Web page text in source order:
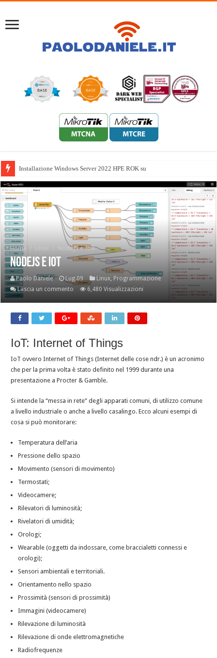
Installazione Windows Server 2022 HPE ROK su Proxmox
Home / Linux / NodeJS e IoT
NodeJS e IoT
Paolo Daniele Lug.09 Linux, Programmazione
Lascia un commento
6,480 Visualizzazioni
IoT: Internet of Things
IoT ovvero Internet of Things (Internet delle cose ndr.) è un acronimo
che per la prima volta è stato definito nel 1999 durante una
presentazione a Procter & Gamble.
Si intende la “messa in rete” degli apparati comuni, di utilizzo comune
a livello industriale o anche a livello casalingo. Ecco alcuni esempi di
cosa si può monitorare:
Temperatura dell’aria
Pressione dello spazio
Movimento (sensori di movimento)
Termostati;
Videocamere;
Rilevatori di luminosità;
Rivelatori di umidità;
Orologi;
Wearable (oggetti da indossare, come braccialetti connessi e
orologi);
Sensori ambientali e territoriali.
Orientamento nello spazio
Prossimità (sensori di prossimità)
Immagini (videocamere)
Rilevazione di luminosità
Rilevazione di onde elettromagnetiche
Radiofrequenze